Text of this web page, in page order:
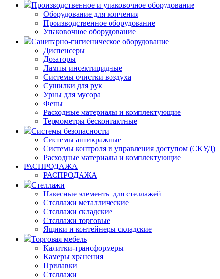
Производственное и упаковочное оборудование
Оборудование для копчения
Производственное оборудование
Упаковочное оборудование
Санитарно-гигиеническое оборудование
Диспенсеры
Дозаторы
Лампы инсектицидные
Системы очистки воздуха
Сушилки для рук
Урны для мусора
Фены
Расходные материалы и комплектующие
Термометры бесконтактные
Системы безопасности
Системы антикражные
Системы контроля и управления доступом (СКУД)
Расходные материалы и комплектующие
РАСПРОДАЖА
РАСПРОДАЖА
Стеллажи
Навесные элементы для стеллажей
Стеллажи металлические
Стеллажи складские
Стеллажи торговые
Ящики и контейнеры складские
Торговая мебель
Калитки-трансформеры
Камеры хранения
Прилавки
Стеллажи